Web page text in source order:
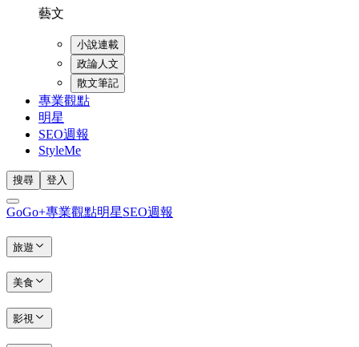
藝文
小說連載
政論人文
散文筆記
專業觀點
明星
SEO週報
StyleMe
搜尋 登入
GoGo+專業觀點明星SEO週報
旅遊
美食
影視